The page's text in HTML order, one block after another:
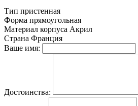
Тип пристенная
Форма прямоугольная
Материал корпуса Акрил
Страна Франция
Ваше имя:
Достоинства: